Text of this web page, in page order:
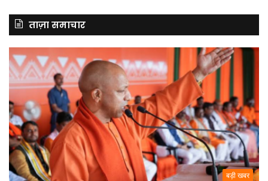
ताज़ा समाचार
बड़ी खबर